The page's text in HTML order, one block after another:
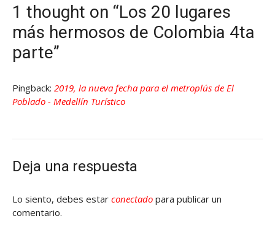
1 thought on “Los 20 lugares
más hermosos de Colombia 4ta
parte”
Pingback: 2019, la nueva fecha para el metroplús de El
Poblado - Medellín Turístico
Deja una respuesta
Lo siento, debes estar conectado para publicar un
comentario.